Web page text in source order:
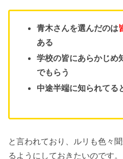
青木さんを選んだのは
ある
学校の皆にあらかじめ
でもらう
中途半端に知られてる
と言われており、ルリも色々
るようにしておきたいのです。